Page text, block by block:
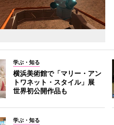
学ぶ・知る
横浜美術館で「マリー・アン
トワネット・スタイル」展
世界初公開作品も
学ぶ・知る